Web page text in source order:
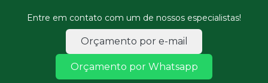
Entre em contato com um de nossos especialistas!
Orçamento por e-mail
Orçamento por Whatsapp